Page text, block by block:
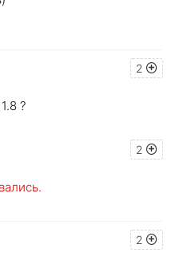
2
?
2
2